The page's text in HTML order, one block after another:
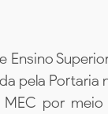
pela Portaria
MEC por